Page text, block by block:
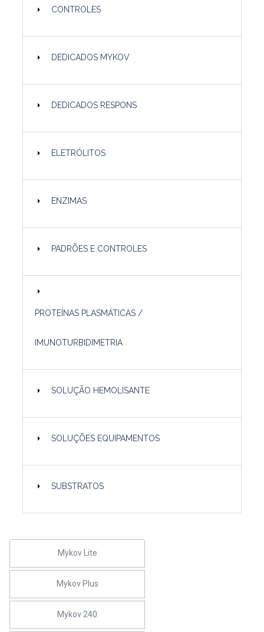
CONTROLES
DEDICADOS MYKOV
DEDICADOS RESPONS
ELETRÓLITOS
ENZIMAS
PADRÕES E CONTROLES
PROTEÍNAS PLASMÁTICAS /
IMUNOTURBIDIMETRIA
SOLUÇÃO HEMOLISANTE
SOLUÇÕES EQUIPAMENTOS
SUBSTRATOS
Mykov Lite
Mykov Plus
Mykov 240